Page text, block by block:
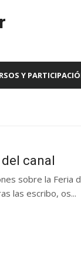
Y
canal
sobre la Feria
las escribo, os...